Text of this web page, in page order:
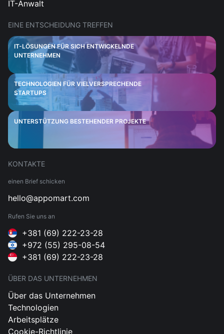
IT-Anwalt
EINE ENTSCHEIDUNG TREFFEN
IT-LÖSUNGEN FÜR SICH ENTWICKELNDE
UNTERNEHMEN
TECHNOLOGIEN FÜR VIELVERSPRECHENDE
STARTUPS
UNTERSTÜTZUNG BESTEHENDER PROJEKTE
KONTAKTE
einen Brief schicken
hello@appomart.com
Rufen Sie uns an
+381 (69) 222-23-28
+972 (55) 295-08-54
+381 (69) 222-23-28
ÜBER DAS UNTERNEHMEN
Über das Unternehmen
Technologien
Arbeitsplätze
Cookie-Richtlinie